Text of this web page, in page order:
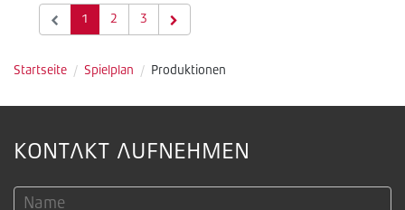
1 2 3
Startseite / Spielplan / Produktionen
KONTAKT AUFNEHMEN